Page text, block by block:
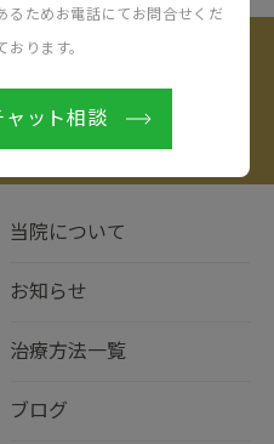
ためお電話にてお問合せくだ
ります。
ット相談
グのご予約
予約
当院について
お知らせ
治療方法一覧
ブログ